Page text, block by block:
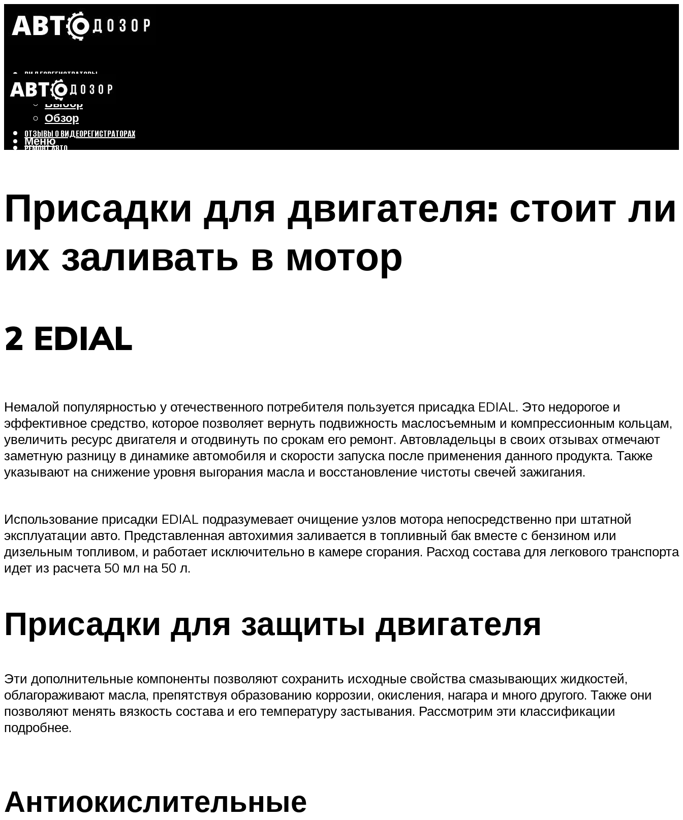
ВИДЕОРЕГИСТРАТОРЫ
Бренды
Выбор
Обзор
ОТЗЫВЫ О ВИДЕОРЕГИСТРАТОРАХ
РЕМОНТ АВТО
Меню
Меню
Присадки для двигателя: стоит ли
их заливать в мотор
2 EDIAL
Немалой популярностью у отечественного потребителя пользуется присадка EDIAL. Это недорогое и
эффективное средство, которое позволяет вернуть подвижность маслосъемным и компрессионным кольцам,
увеличить ресурс двигателя и отодвинуть по срокам его ремонт. Автовладельцы в своих отзывах отмечают
заметную разницу в динамике автомобиля и скорости запуска после применения данного продукта. Также
указывают на снижение уровня выгорания масла и восстановление чистоты свечей зажигания.
Использование присадки EDIAL подразумевает очищение узлов мотора непосредственно при штатной
эксплуатации авто. Представленная автохимия заливается в топливный бак вместе с бензином или
дизельным топливом, и работает исключительно в камере сгорания. Расход состава для легкового транспорта
идет из расчета 50 мл на 50 л.
Присадки для защиты двигателя
Эти дополнительные компоненты позволяют сохранить исходные свойства смазывающих жидкостей,
облагораживают масла, препятствуя образованию коррозии, окисления, нагара и много другого. Также они
позволяют менять вязкость состава и его температуру застывания. Рассмотрим эти классификации
подробнее.
Антиокислительные